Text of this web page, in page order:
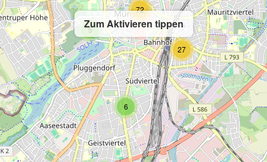
Zum Aktivieren tippen
6
27
5
72